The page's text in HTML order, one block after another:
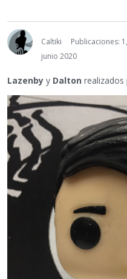
Caltiki
Publicaciones:
junio 2020
Lazenby y Dalton